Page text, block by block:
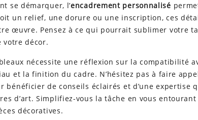
se démarquer, l’encadrement personnalisé
un relief, une dorure ou une inscription, ces
œuvre. Pensez à ce qui pourrait sublimer votre
votre décor.
nécessite une réflexion sur la compatibilité
et la finition du cadre. N’hésitez pas à faire
bénéficier de conseils éclairés et d’une expertise
d’art. Simplifiez-vous la tâche en vous entourant
décoratives.